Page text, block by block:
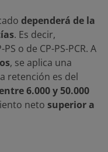
dependerá de la
. Es decir,
o de CP-PS-PCR. A
, se aplica una
retención es del
entre 6.000 y 50.000
neto superior a